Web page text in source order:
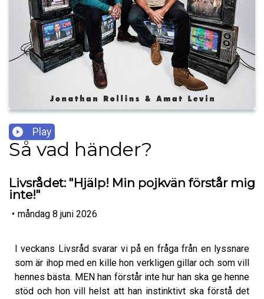
Play
Så vad händer?
Livsrådet: "Hjälp! Min pojkvän förstår mig
inte!"
• måndag 8 juni 2026
I veckans Livsråd svarar vi på en fråga från en lyssnare
som är ihop med en kille hon verkligen gillar och som vill
hennes bästa. MEN han förstår inte hur han ska ge henne
stöd och hon vill helst att han instinktivt ska förstå det